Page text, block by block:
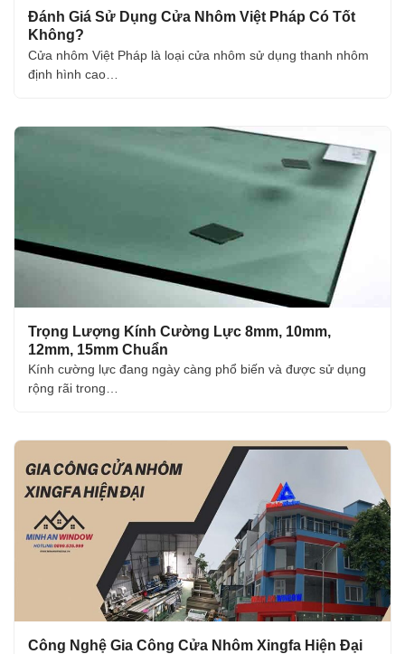
Đánh Giá Sử Dụng Cửa Nhôm Việt Pháp Có Tốt
Không?
Cửa nhôm Việt Pháp là loại cửa nhôm sử dụng thanh nhôm
định hình cao…
Trọng Lượng Kính Cường Lực 8mm, 10mm,
12mm, 15mm Chuẩn
Kính cường lực đang ngày càng phổ biến và được sử dụng
rộng rãi trong…
Công Nghệ Gia Công Cửa Nhôm Xingfa Hiện Đại